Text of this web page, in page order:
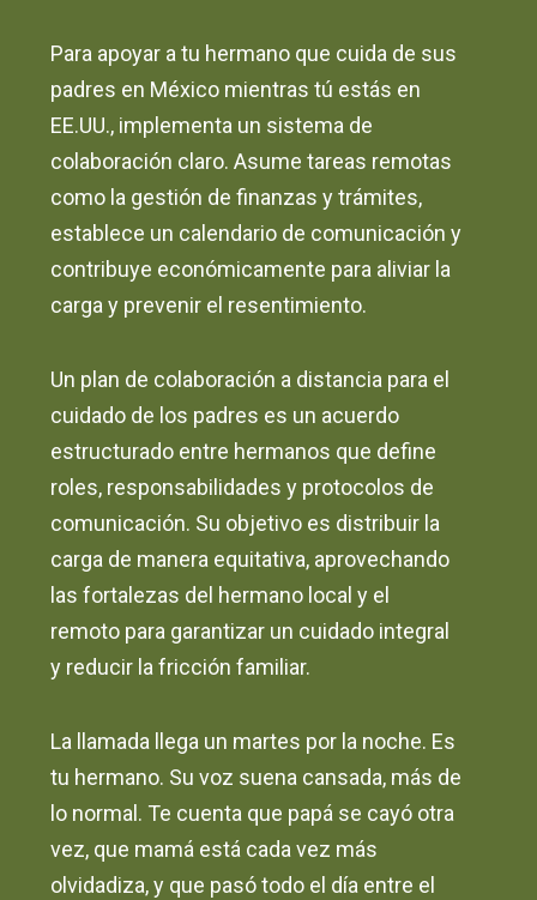
Para apoyar a tu hermano que cuida de sus
padres en México mientras tú estás en
EE.UU., implementa un sistema de
colaboración claro. Asume tareas remotas
como la gestión de finanzas y trámites,
establece un calendario de comunicación y
contribuye económicamente para aliviar la
carga y prevenir el resentimiento.
Un plan de colaboración a distancia para el
cuidado de los padres es un acuerdo
estructurado entre hermanos que define
roles, responsabilidades y protocolos de
comunicación. Su objetivo es distribuir la
carga de manera equitativa, aprovechando
las fortalezas del hermano local y el
remoto para garantizar un cuidado integral
y reducir la fricción familiar.
La llamada llega un martes por la noche. Es
tu hermano. Su voz suena cansada, más de
lo normal. Te cuenta que papá se cayó otra
vez, que mamá está cada vez más
olvidadiza, y que pasó todo el día entre el